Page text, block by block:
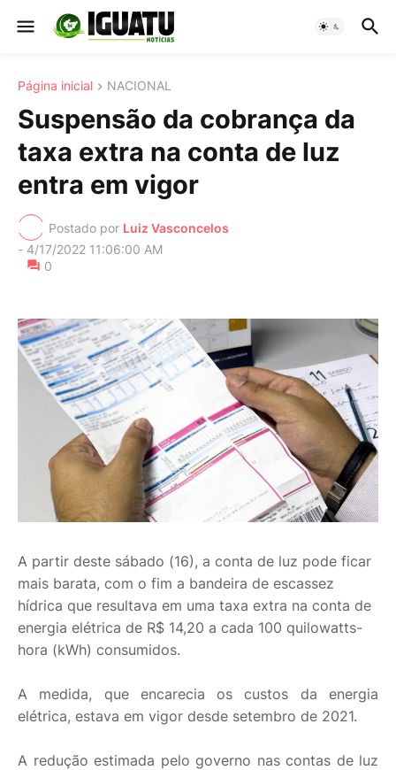
Página inicial NACIONAL
Suspensão da cobrança da
taxa extra na conta de luz
entra em vigor
Postado por Luiz Vasconcelos
- 4/17/2022 11:06:00 AM
0
A partir deste sábado (16), a conta de luz pode ficar
mais barata, com o fim a bandeira de escassez
hídrica que resultava em uma taxa extra na conta de
energia elétrica de R$ 14,20 a cada 100 quilowatts-
hora (kWh) consumidos.
A medida, que encarecia os custos da energia
elétrica, estava em vigor desde setembro de 2021.
A redução estimada pelo governo nas contas de luz